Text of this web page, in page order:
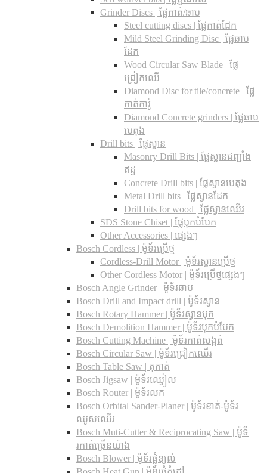
Grinder Discs |​ ផ្លែកាត់/ឆាប
Steel cutting discs |​ ផ្លែកាត់ដែក
Mild Steel Grinding Disc | ផ្លែឆាប
ដែក
Wood Circular Saw Blade | ផ្លែ
ជ្រៀកឈើ
Diamond Disc for tile/concrete​ | ផ្លែ
កាត់ការ៉ូ
Diamond Concrete grinders | ផ្លែឆាប
បេតុង
Drill bits |​ ផ្លែស្វាន
Masonry Drill Bits |​ ផ្លែស្វានជញ្ជាំង
ឥដ្ឋ
Concrete Drill bits |​ ផ្លែស្វានបេតុង
Metal Drill bits |​ ផ្លែស្វានដែក
Drill bits for wood |​ ផ្លែស្វានឈើរ
SDS Stone Chiset |​ ផ្លែបុកបំបែក
Other Accessories | ផ្សេងៗ
Bosch Cordless | ម៉ូទ័រប្រើថ្ម
Cordless-Drill Motor | ម៉ូទ័រស្វានប្រើថ្ម
Other Cordless Motor | ម៉ូទ័រប្រើថ្មផ្សេងៗ
Bosch Angle Grinder | ម៉ូទ័រឆាប
Bosch Drill and Impact drill | ម៉ូទ័រស្វាន
Bosch Rotary Hammer | ម៉ូទ័រស្វានបុក
Bosch Demolition Hammer | ម៉ូទ័របុកបំបែក
Bosch Cutting Machine | ម៉ូទ័រកាត់សង្កត់
Bosch Circular Saw | ម៉ូទ័រជ្រៀកឈើរ
Bosch Table Saw | តុកាត់
Bosch Jigsaw | ម៉ូទ័រឈ្វៀល
Bosch Router | ម៉ូទ័រលក
Bosch Orbital Sander-Planer​ | ម៉ូទ័រខាត់-ម៉ូទ័រ
ឈូសឈើរ
Bosch Muti-Cutter & Reciprocating Saw​ | ម៉ូទ័
រកាត់ច្រើនយ៉ាង
Bosch Blower | ម៉ូទ័រផ្លុំខ្យល់